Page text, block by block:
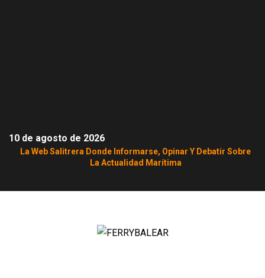
10 de agosto de 2026
La Web Salitrera Donde Informarse, Opinar Y Debatir Sobre
La Actualidad Marítima